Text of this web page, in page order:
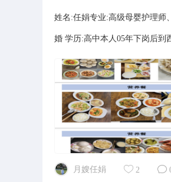
姓名:任娟专业:高级母婴护理师
婚 学历:高中本人05年下岗后到
月嫂任娟 2